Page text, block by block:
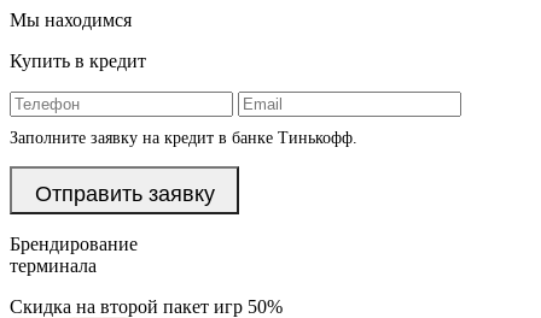
Мы находимся
Купить в кредит
Заполните заявку на кредит в банке Тинькофф.
Брендирование
терминала
Скидка на второй пакет игр 50%